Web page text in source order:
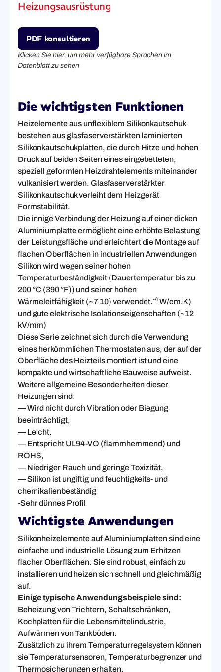
Heizungsausrüstung
PDF konsultieren
Klicken Sie hier, um mehr verfügbare Sprachen im
Datenblatt zu sehen
Die wichtigsten Funktionen
Heizelemente aus unflexiblem Silikonkautschuk
bestehen aus glasfaserverstärkten laminierten
Silikonkautschukplatten, die durch Hitze und hohen
Druck auf beiden Seiten eines eingebetteten,
speziell geformten Heizdrahtelements miteinander
vulkanisiert werden. Glasfaserverstärkter
Silikonkautschuk verleiht dem Heizgerät
Formstabilität.
Die innige Verbindung der Heizung auf einer dicken
Aluminiumplatte ermöglicht eine erhöhte Belastung
der Leistungsfläche und erleichtert die Montage auf
flachen Oberflächen in industriellen Anwendungen
Silikon wird wegen seiner hohen
Temperaturbeständigkeit (Dauertemperatur bis zu
200 °C (390 °F)) und seiner hohen
Wärmeleitfähigkeit (~7 10) verwendet.-4W/cm.K)
und gute elektrische Isolationseigenschaften (~12
kV/mm)
Diese Serie zeichnet sich durch die Verwendung
eines herkömmlichen Thermostaten aus, der auf der
Oberfläche des Heizteils montiert ist und eine
kompakte und wirtschaftliche Bauweise aufweist.
Weitere allgemeine Besonderheiten dieser
Heizungen sind:
— Wird nicht durch Vibration oder Biegung
beeinträchtigt,
— Leicht,
— Entspricht UL94-VO (flammhemmend) und
ROHS,
— Niedriger Rauch und geringe Toxizität,
— Silikon ist ungiftig und feuchtigkeits- und
chemikalienbeständig
-Sehr dünnes Profil
Wichtigste Anwendungen
Silikonheizelemente auf Aluminiumplatten sind eine
einfache und industrielle Lösung zum Erhitzen
flacher Oberflächen. Sie sind robust, einfach zu
installieren und heizen sich schnell und gleichmäßig
auf.
Einige typische Anwendungsbeispiele sind:
Beheizung von Trichtern, Schaltschränken,
Kochplatten für die Lebensmittelindustrie,
Aufwärmen von Tankböden.
Zusätzlich zu ihrem Temperaturregelsystem können
sie Temperatursensoren, Temperaturbegrenzer und
Thermosicherungen erhalten.